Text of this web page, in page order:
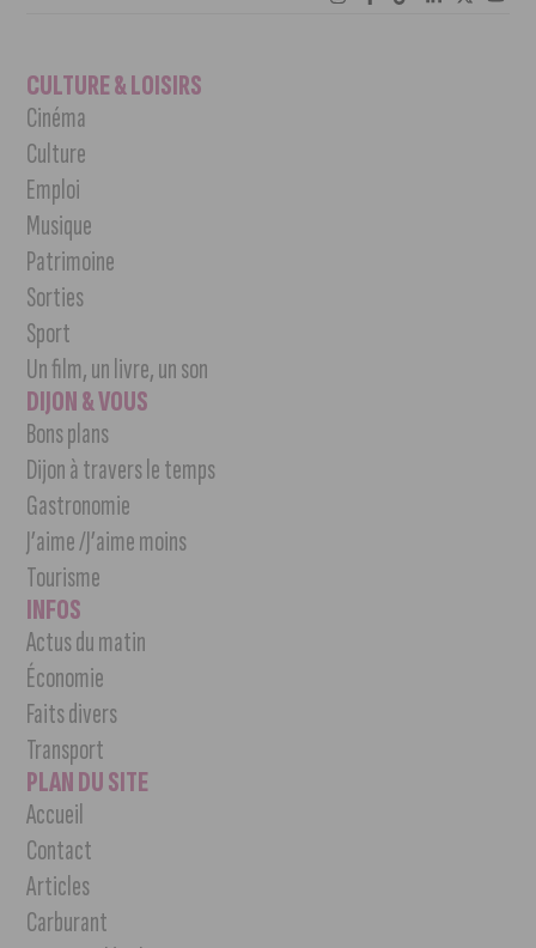
CULTURE & LOISIRS
Cinéma
Culture
Emploi
Musique
Patrimoine
Sorties
Sport
Un film, un livre, un son
DIJON & VOUS
Bons plans
Dijon à travers le temps
Gastronomie
J’aime /J’aime moins
Tourisme
INFOS
Actus du matin
Économie
Faits divers
Transport
PLAN DU SITE
Accueil
Contact
Articles
Carburant